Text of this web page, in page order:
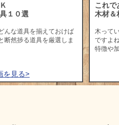
１０選
んな道具を揃えておけば
断然捗る道具を厳選しま
を見る>
これで
木材＆
木って
ですよ
特徴や